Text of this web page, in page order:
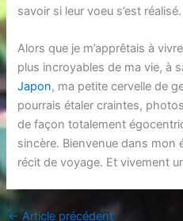
savoir si leur voeu s’est réalisé.
Alors que je m’apprêtais à
plus incroyables de ma vie, à
Japon, ma petite cervelle de
pourrais étaler craintes,
de façon totalement
sincère. Bienvenue dans mon
récit de voyage. Et vivement
← Article précédent